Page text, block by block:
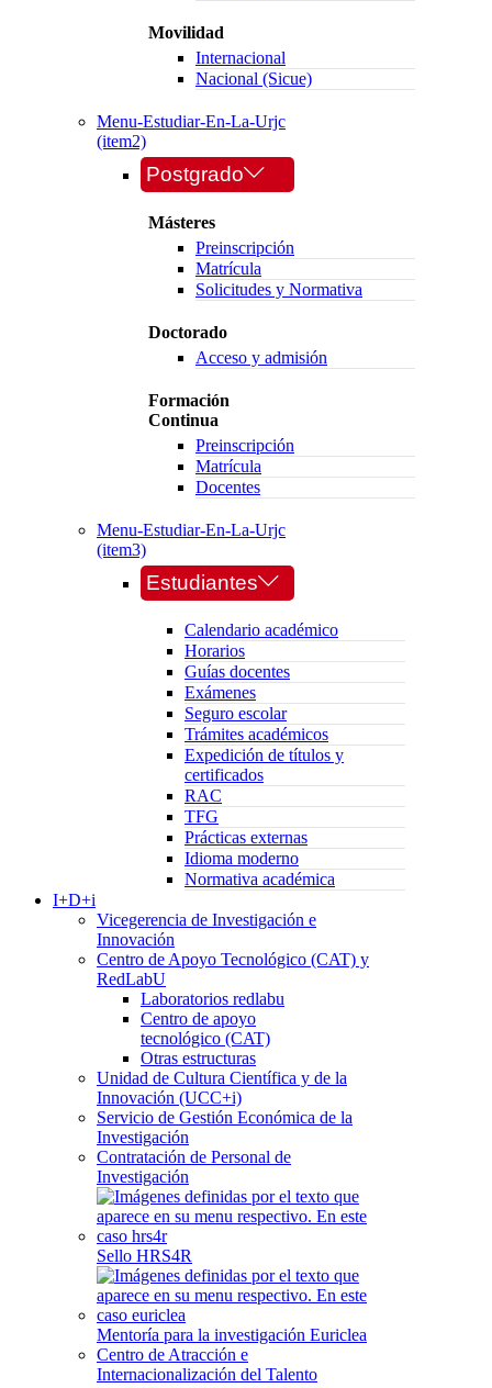
Movilidad
Internacional
Nacional (Sicue)
Menu-Estudiar-En-La-Urjc
(item2)
Postgrado
Másteres
Preinscripción
Matrícula
Solicitudes y Normativa
Doctorado
Acceso y admisión
Formación
Continua
Preinscripción
Matrícula
Docentes
Menu-Estudiar-En-La-Urjc
(item3)
Estudiantes
Calendario académico
Horarios
Guías docentes
Exámenes
Seguro escolar
Trámites académicos
Expedición de títulos y
certificados
RAC
TFG
Prácticas externas
Idioma moderno
Normativa académica
I+D+i
Vicegerencia de Investigación e
Innovación
Centro de Apoyo Tecnológico (CAT) y
RedLabU
Laboratorios redlabu
Centro de apoyo
tecnológico (CAT)
Otras estructuras
Unidad de Cultura Científica y de la
Innovación (UCC+i)
Servicio de Gestión Económica de la
Investigación
Contratación de Personal de
Investigación
Sello HRS4R
Mentoría para la investigación Euriclea
Centro de Atracción e
Internacionalización del Talento